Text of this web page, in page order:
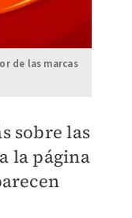
de las marcas
sobre las
la página